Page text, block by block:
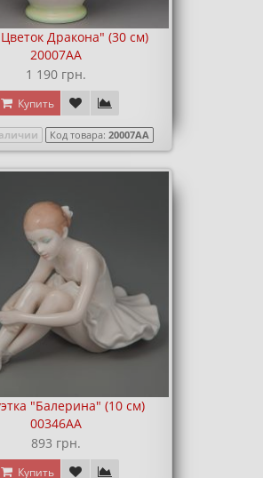
Дракона" (30 см)
20007AA
1 190 грн.
Купить
Код товара:20007AA
"Балерина" (10 см)
00346AA
893 грн.
Купить